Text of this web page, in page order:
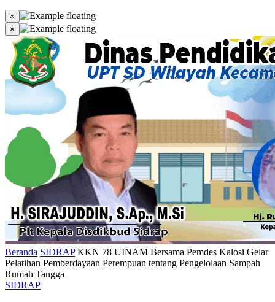
×
×
Beranda SIDRAP KKN 78 UINAM Bersama Pemdes Kalosi Gelar
Pelatihan Pemberdayaan Perempuan tentang Pengelolaan Sampah
Rumah Tangga
SIDRAP